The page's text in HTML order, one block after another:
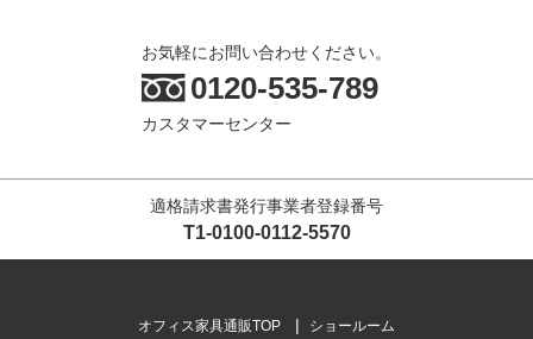
お気軽にお問い合わせください。
0120-535-789
カスタマーセンター
適格請求書発行事業者登録番号
T1-0100-0112-5570
オフィス家具通販TOP ショールーム